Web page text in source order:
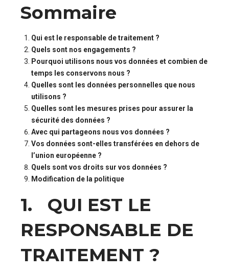
Sommaire
Qui est le responsable de traitement ?
Quels sont nos engagements ?
Pourquoi utilisons nous vos données et combien de
temps les conservons nous ?
Quelles sont les données personnelles que nous
utilisons ?
Quelles sont les mesures prises pour assurer la
sécurité des données ?
Avec qui partageons nous vos données ?
Vos données sont-elles transférées en dehors de
l’union européenne ?
Quels sont vos droits sur vos données ?
Modification de la politique
1. QUI EST LE
RESPONSABLE DE
TRAITEMENT ?